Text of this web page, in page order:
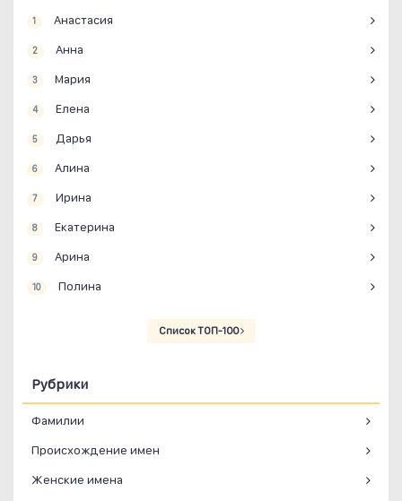
1 Анастасия
2 Анна
3 Мария
4 Елена
5 Дарья
6 Алина
7 Ирина
8 Екатерина
9 Арина
10 Полина
Список ТОП-100
Рубрики
Фамилии
Происхождение имен
Женские имена